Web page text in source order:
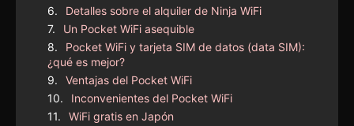
Detalles sobre el alquiler de Ninja WiFi
Un Pocket WiFi asequible
Pocket WiFi y tarjeta SIM de datos (data SIM):
¿qué es mejor?
Ventajas del Pocket WiFi
Inconvenientes del Pocket WiFi
WiFi gratis en Japón